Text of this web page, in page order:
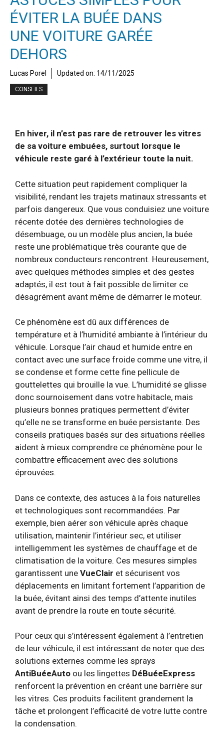
ÉVITER LA BUÉE DANS
UNE VOITURE GARÉE
DEHORS
Lucas Porel Updated on: 14/11/2025
CONSEILS
En hiver, il n’est pas rare de retrouver les vitres
de sa voiture embuées, surtout lorsque le
véhicule reste garé à l’extérieur toute la nuit.
Cette situation peut rapidement compliquer la
visibilité, rendant les trajets matinaux stressants et
parfois dangereux. Que vous conduisiez une voiture
récente dotée des dernières technologies de
désembuage, ou un modèle plus ancien, la buée
reste une problématique très courante que de
nombreux conducteurs rencontrent. Heureusement,
avec quelques méthodes simples et des gestes
adaptés, il est tout à fait possible de limiter ce
désagrément avant même de démarrer le moteur.
Ce phénomène est dû aux différences de
température et à l’humidité ambiante à l’intérieur du
véhicule. Lorsque l’air chaud et humide entre en
contact avec une surface froide comme une vitre, il
se condense et forme cette fine pellicule de
gouttelettes qui brouille la vue. L’humidité se glisse
donc sournoisement dans votre habitacle, mais
plusieurs bonnes pratiques permettent d’éviter
qu’elle ne se transforme en buée persistante. Des
conseils pratiques basés sur des situations réelles
aident à mieux comprendre ce phénomène pour le
combattre efficacement avec des solutions
éprouvées.
Dans ce contexte, des astuces à la fois naturelles
et technologiques sont recommandées. Par
exemple, bien aérer son véhicule après chaque
utilisation, maintenir l’intérieur sec, et utiliser
intelligemment les systèmes de chauffage et de
climatisation de la voiture. Ces mesures simples
garantissent une VueClair et sécurisent vos
déplacements en limitant fortement l’apparition de
la buée, évitant ainsi des temps d’attente inutiles
avant de prendre la route en toute sécurité.
Pour ceux qui s’intéressent également à l’entretien
de leur véhicule, il est intéressant de noter que des
solutions externes comme les sprays
AntiBuéeAuto ou les lingettes DéBuéeExpress
renforcent la prévention en créant une barrière sur
les vitres. Ces produits facilitent grandement la
tâche et prolongent l’efficacité de votre lutte contre
la condensation.